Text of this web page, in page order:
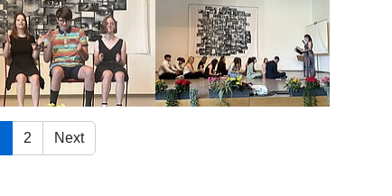
2 Next